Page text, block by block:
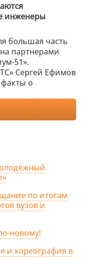
инженеры
большая часть
партнерами
51».
Сергей Ефимов
факты о
по итогам
вузов и
новому!
и хореография в